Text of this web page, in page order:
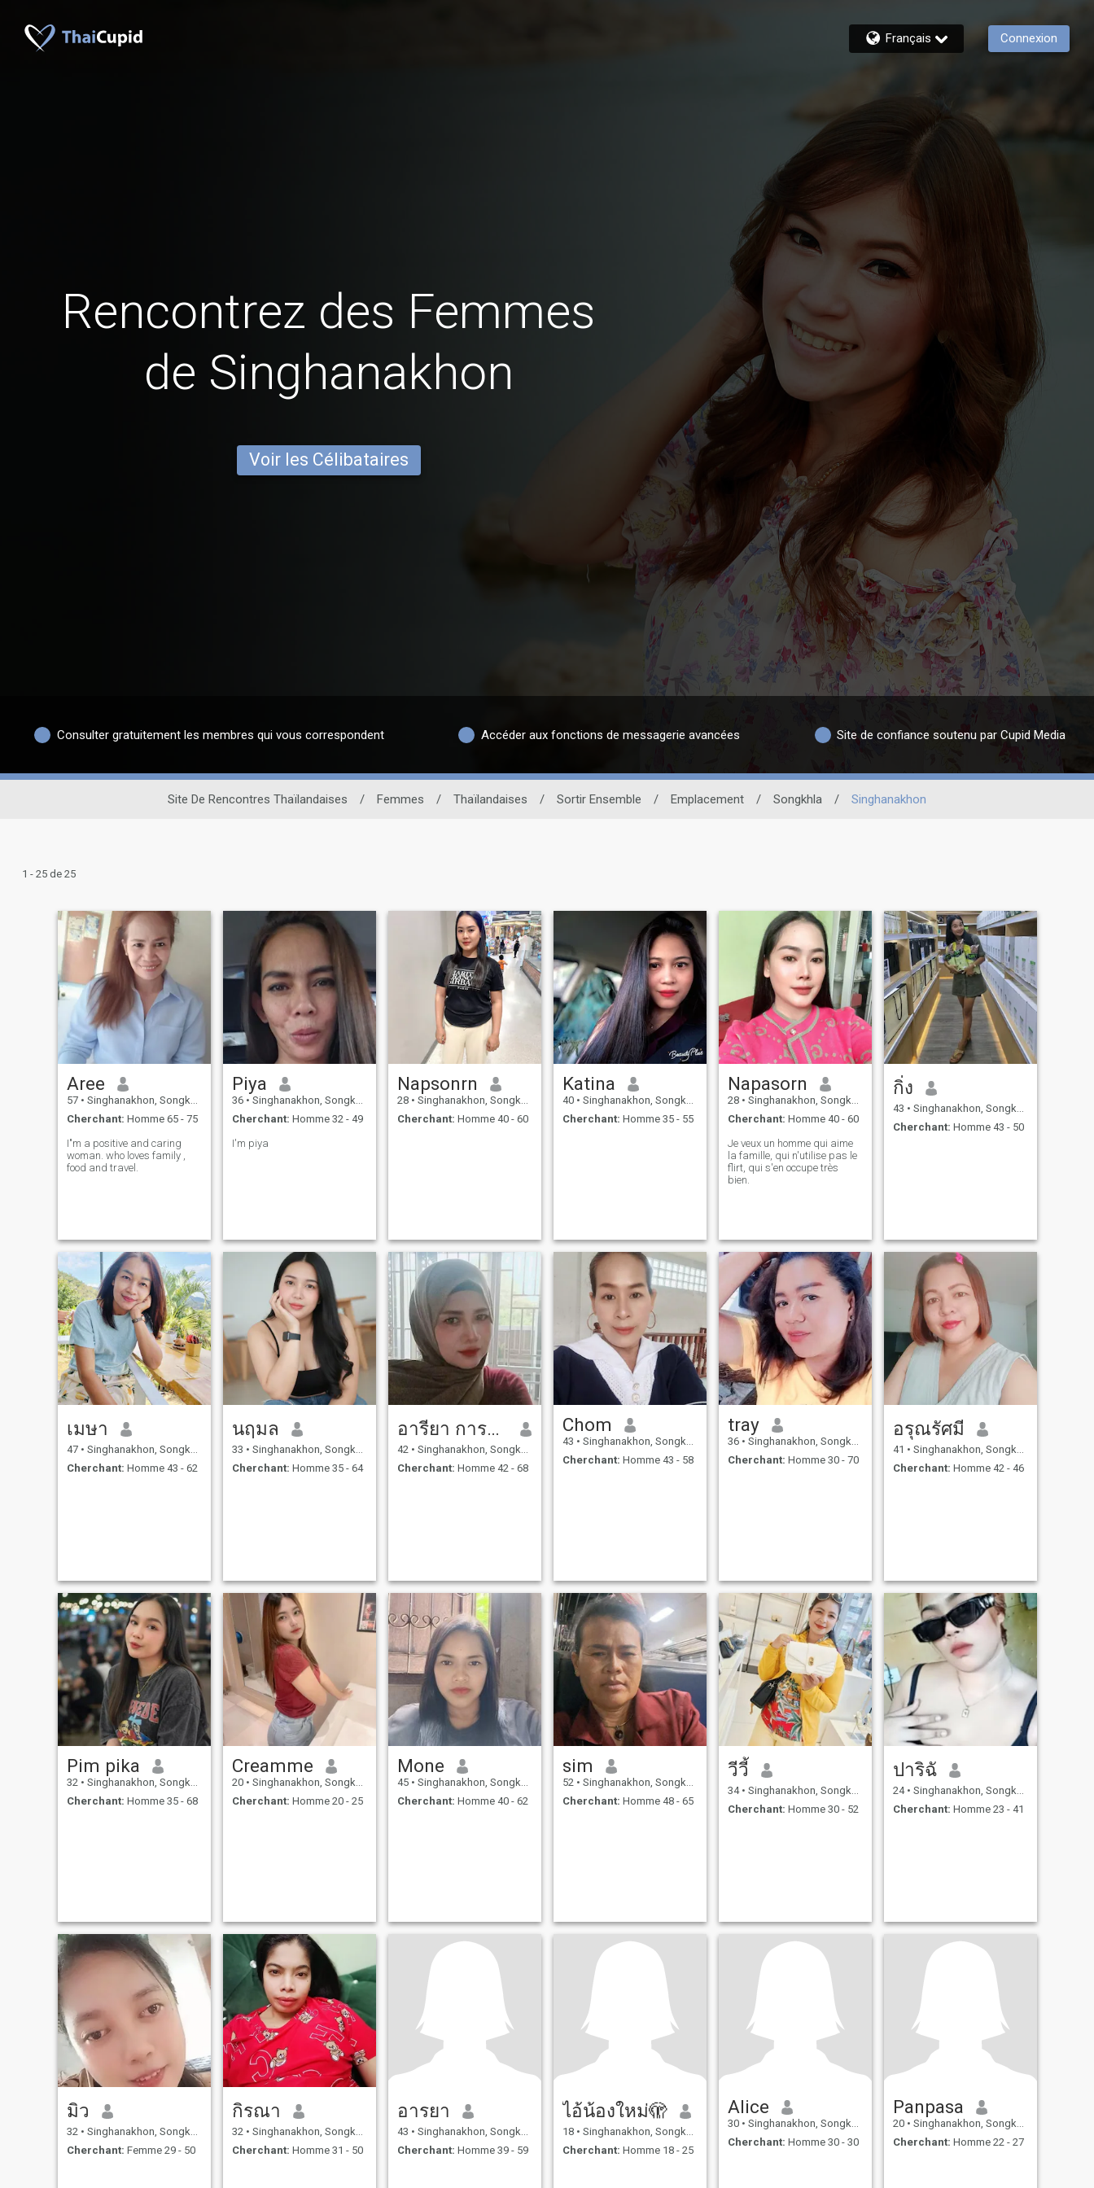
Français Connexion
Rencontrez des Femmes
de Singhanakhon
Voir les Célibataires
Consulter gratuitement les membres qui vous correspondent Accéder aux fonctions de messagerie avancées Site de confiance soutenu par Cupid Media
Site De Rencontres Thaïlandaises / Femmes / Thaïlandaises / Sortir Ensemble / Emplacement / Songkhla / Singhanakhon
1 - 25 de 25
Aree
57 • Singhanakhon, Songkhla, Thailande
Cherchant: Homme 65 - 75
I"m a positive and caring
woman. who loves family ,
food and travel.
Piya
36 • Singhanakhon, Songkhla, Thailande
Cherchant: Homme 32 - 49
I'm piya
Napsonrn
28 • Singhanakhon, Songkhla, Thailande
Cherchant: Homme 40 - 60
Katina
40 • Singhanakhon, Songkhla, Thailande
Cherchant: Homme 35 - 55
Napasorn
28 • Singhanakhon, Songkhla, Thailande
Cherchant: Homme 40 - 60
Je veux un homme qui aime
la famille, qui n'utilise pas le
flirt, qui s'en occupe très
bien.
กิ่ง
43 • Singhanakhon, Songkhla, Thailande
Cherchant: Homme 43 - 50
เมษา
47 • Singhanakhon, Songkhla, Thailande
Cherchant: Homme 43 - 62
นฤมล
33 • Singhanakhon, Songkhla, Thailande
Cherchant: Homme 35 - 64
อารียา การะเกตุ
42 • Singhanakhon, Songkhla, Thailande
Cherchant: Homme 42 - 68
Chom
43 • Singhanakhon, Songkhla, Thailande
Cherchant: Homme 43 - 58
tray
36 • Singhanakhon, Songkhla, Thailande
Cherchant: Homme 30 - 70
อรุณรัศมี
41 • Singhanakhon, Songkhla, Thailande
Cherchant: Homme 42 - 46
Pim pika
32 • Singhanakhon, Songkhla, Thailande
Cherchant: Homme 35 - 68
Creamme
20 • Singhanakhon, Songkhla, Thailande
Cherchant: Homme 20 - 25
Mone
45 • Singhanakhon, Songkhla, Thailande
Cherchant: Homme 40 - 62
sim
52 • Singhanakhon, Songkhla, Thailande
Cherchant: Homme 48 - 65
วีวี้
34 • Singhanakhon, Songkhla, Thailande
Cherchant: Homme 30 - 52
ปาริฉั
24 • Singhanakhon, Songkhla, Thailande
Cherchant: Homme 23 - 41
มิว
32 • Singhanakhon, Songkhla, Thailande
Cherchant: Femme 29 - 50
กิรณา
32 • Singhanakhon, Songkhla, Thailande
Cherchant: Homme 31 - 50
อารยา
43 • Singhanakhon, Songkhla, Thailande
Cherchant: Homme 39 - 59
ไอ้น้องใหม่🫣
18 • Singhanakhon, Songkhla, Thailande
Cherchant: Homme 18 - 25
Alice
30 • Singhanakhon, Songkhla, Thailande
Cherchant: Homme 30 - 30
Panpasa
20 • Singhanakhon, Songkhla, Thailande
Cherchant: Homme 22 - 27